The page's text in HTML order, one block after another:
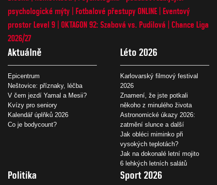
psychologické mýty
Fotbalové přestupy ONLINE
Eventový
prostor Level 9 OKTAGON 92: Szabová vs. Pudilová
Chance Liga
2026/27
Aktuálně
Epicentrum
Neštovice: příznaky, léčba
V čem jezdí Yamal a Mesii?
Kvízy pro seniory
Kalendář úplňků 2026
Co je bodycount?
Léto 2026
Karlovarský filmový festival
2026
Znamení, že jste potkali
někoho z minulého života
Astronomické úkazy 2026:
zatmění slunce a další
Jak obléci miminko při
vysokých teplotách?
Jak na dokonalé letní mojito
6 lehkých letních salátů
Politika Sport 2026